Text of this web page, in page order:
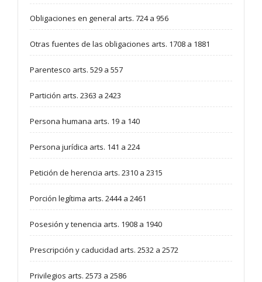
Obligaciones en general arts. 724 a 956
Otras fuentes de las obligaciones arts. 1708 a 1881
Parentesco arts. 529 a 557
Partición arts. 2363 a 2423
Persona humana arts. 19 a 140
Persona jurídica arts. 141 a 224
Petición de herencia arts. 2310 a 2315
Porción legítima arts. 2444 a 2461
Posesión y tenencia arts. 1908 a 1940
Prescripción y caducidad arts. 2532 a 2572
Privilegios arts. 2573 a 2586